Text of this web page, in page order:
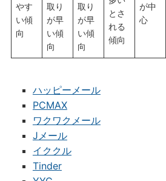
やす
い傾
向
取り
が早
い傾
向
取り
が早
い傾
向
とさ
れる
傾向
が中
心
ハッピーメール
PCMAX
ワクワクメール
Jメール
イククル
Tinder